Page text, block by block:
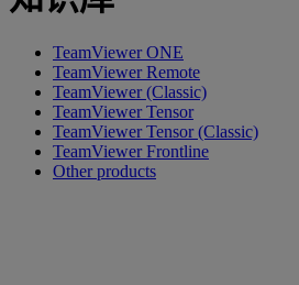
TeamViewer ONE
TeamViewer Remote
TeamViewer (Classic)
TeamViewer Tensor
TeamViewer Tensor (Classic)
TeamViewer Frontline
Other products